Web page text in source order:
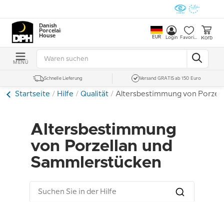
Danish
Porcelain
House
EUR Login Favoriten Korb
MENÜ
Schnelle Lieferung Versand GRATIS ab 150 Euro
Startseite Hilfe Qualität Altersbestimmung von
Altersbestimmung
von Porzellan und
Sammlerstücken